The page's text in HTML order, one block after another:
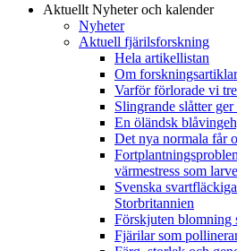
Aktuellt Nyheter och kalender
Nyheter
Aktuell fjärilsforskning
Hela artikellistan
Om
Varför förlorade vi
Slingrande slåtter
En öländsk
Det nya normala får
värmestress som
Svenska
Storbritannien
Förskjuten blomning
Fjärilar som